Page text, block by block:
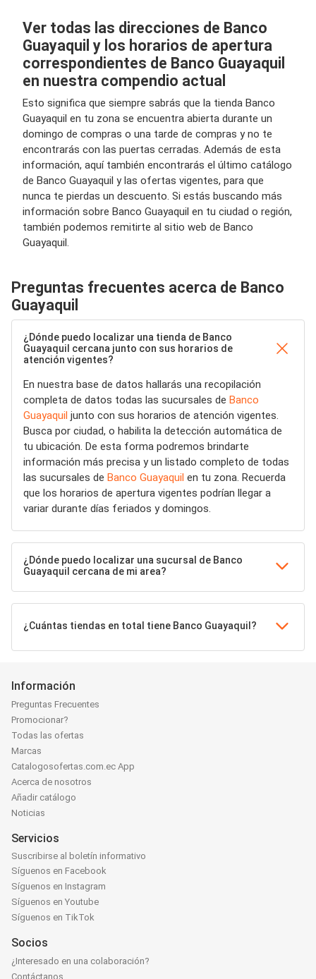
Ver todas las direcciones de Banco
Guayaquil y los horarios de apertura
correspondientes de Banco Guayaquil
en nuestra compendio actual
Esto significa que siempre sabrás que la tienda Banco
Guayaquil en tu zona se encuentra abierta durante un
domingo de compras o una tarde de compras y no te
encontrarás con las puertas cerradas. Además de esta
información, aquí también encontrarás el último catálogo
de Banco Guayaquil y las ofertas vigentes, para que
nunca te pierdas un descuento. Si estás buscando más
información sobre Banco Guayaquil en tu ciudad o región,
también podemos remitirte al sitio web de Banco
Guayaquil.
Preguntas frecuentes acerca de Banco
Guayaquil
¿Dónde puedo localizar una tienda de Banco
Guayaquil cercana junto con sus horarios de
atención vigentes?
En nuestra base de datos hallarás una recopilación
completa de datos todas las sucursales de Banco
Guayaquil junto con sus horarios de atención vigentes.
Busca por ciudad, o habilita la detección automática de
tu ubicación. De esta forma podremos brindarte
información más precisa y un listado completo de todas
las sucursales de Banco Guayaquil en tu zona. Recuerda
que los horarios de apertura vigentes podrían llegar a
variar durante días feriados y domingos.
¿Dónde puedo localizar una sucursal de Banco
Guayaquil cercana de mi area?
¿Cuántas tiendas en total tiene Banco Guayaquil?
Información
Preguntas Frecuentes
Promocionar?
Todas las ofertas
Marcas
Catalogosofertas.com.ec App
Acerca de nosotros
Añadir catálogo
Noticias
Servicios
Suscribirse al boletín informativo
Síguenos en Facebook
Síguenos en Instagram
Síguenos en Youtube
Síguenos en TikTok
Socios
¿Interesado en una colaboración?
Contáctanos